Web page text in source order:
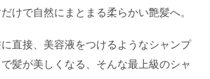
けで自然にまとまる柔らかい艶髪へ。
直接、美容液をつけるようなシャンプ
髪が美しくなる、そんな最上級のシャ